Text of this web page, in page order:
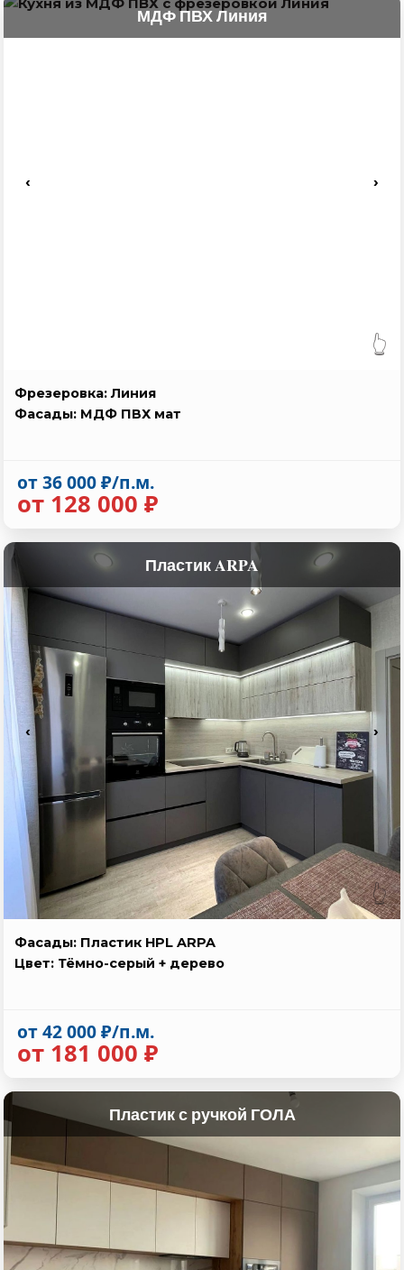
МДФ ПВХ Линия
‹ ›
👆
Фрезеровка: Линия
Фасады: МДФ ПВХ мат
от 36 000 ₽/п.м.
от 128 000 ₽
Пластик ARPA
‹ ›
👆
Фасады: Пластик HPL ARPA
Цвет: Тёмно-серый + дерево
от 42 000 ₽/п.м.
от 181 000 ₽
Пластик с ручкой ГОЛА